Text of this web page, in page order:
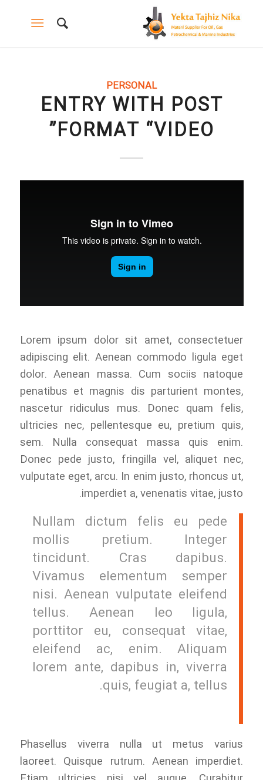
PERSONAL
ENTRY WITH POST
FORMAT “VIDEO”
Lorem ipsum dolor sit amet, consectetuer
adipiscing elit. Aenean commodo ligula eget
dolor. Aenean massa. Cum sociis natoque
penatibus et magnis dis parturient montes,
nascetur ridiculus mus. Donec quam felis,
ultricies nec, pellentesque eu, pretium quis,
sem. Nulla consequat massa quis enim.
Donec pede justo, fringilla vel, aliquet nec,
vulputate eget, arcu. In enim justo, rhoncus ut,
imperdiet a, venenatis vitae, justo.
Nullam dictum felis eu pede
mollis pretium. Integer
tincidunt. Cras dapibus.
Vivamus elementum semper
nisi. Aenean vulputate eleifend
tellus. Aenean leo ligula,
porttitor eu, consequat vitae,
eleifend ac, enim. Aliquam
lorem ante, dapibus in, viverra
quis, feugiat a, tellus.
Phasellus viverra nulla ut metus varius
laoreet. Quisque rutrum. Aenean imperdiet.